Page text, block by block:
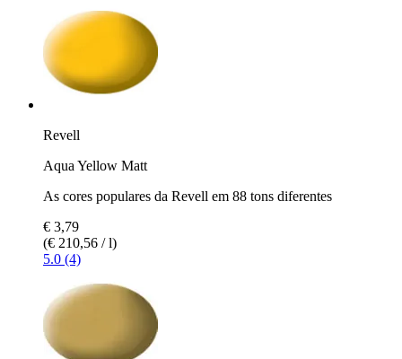
Revell
Aqua Yellow Matt
As cores populares da Revell em 88 tons diferentes
€ 3,79
(€ 210,56 / l)
5.0 (4)